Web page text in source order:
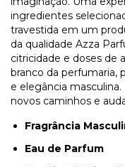
ingredientes
travestida em um
da qualidade Azza
citricidade e doses de
branco da perfumaria,
e elegância
novos caminhos e
Fragrância
Eau de Parfum